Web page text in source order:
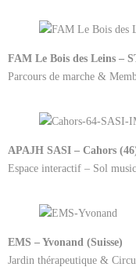
FAM Le Bois des Leins –
Parcours de marche &
APAJH SASI – Cahors
Espace interactif – Sol
EMS – Yvonand (Suisse)
Jardin thérapeutique &